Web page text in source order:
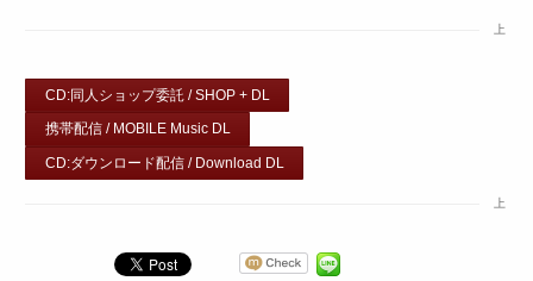
上
CD:同人ショップ委託 / SHOP + DL
携帯配信 / MOBILE Music DL
CD:ダウンロード配信 / Download DL
上